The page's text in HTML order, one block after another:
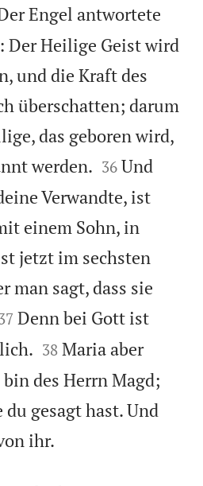
Engel antwortete
Der Heilige Geist wird
und die Kraft des
überschatten; darum
das geboren wird,
werden. 

36 Und
Verwandte, ist
einem Sohn, in
jetzt im sechsten
man sagt, dass sie
Denn bei Gott ist


38 Maria aber
des Herrn Magd;
gesagt hast. Und
ihr.